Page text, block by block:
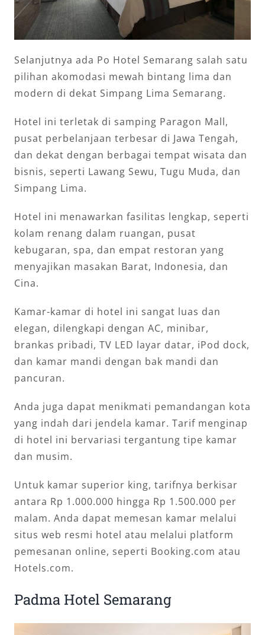
Selanjutnya ada Po Hotel Semarang salah satu
pilihan akomodasi mewah bintang lima dan
modern di dekat Simpang Lima Semarang.
Hotel ini terletak di samping Paragon Mall,
pusat perbelanjaan terbesar di Jawa Tengah,
dan dekat dengan berbagai tempat wisata dan
bisnis, seperti Lawang Sewu, Tugu Muda, dan
Simpang Lima.
Hotel ini menawarkan fasilitas lengkap, seperti
kolam renang dalam ruangan, pusat
kebugaran, spa, dan empat restoran yang
menyajikan masakan Barat, Indonesia, dan
Cina.
Kamar-kamar di hotel ini sangat luas dan
elegan, dilengkapi dengan AC, minibar,
brankas pribadi, TV LED layar datar, iPod dock,
dan kamar mandi dengan bak mandi dan
pancuran.
Anda juga dapat menikmati pemandangan kota
yang indah dari jendela kamar. Tarif menginap
di hotel ini bervariasi tergantung tipe kamar
dan musim.
Untuk kamar superior king, tarifnya berkisar
antara Rp 1.000.000 hingga Rp 1.500.000 per
malam. Anda dapat memesan kamar melalui
situs web resmi hotel atau melalui platform
pemesanan online, seperti Booking.com atau
Hotels.com.
Padma Hotel Semarang